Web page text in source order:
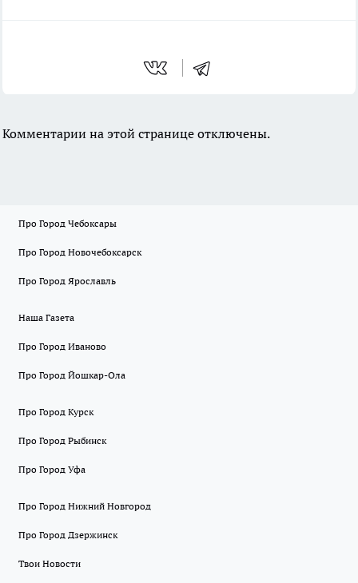
Комментарии на этой странице отключены.
Про Город Чебоксары
Про Город Новочебоксарск
Про Город Ярославль
Наша Газета
Про Город Иваново
Про Город Йошкар-Ола
Про Город Курск
Про Город Рыбинск
Про Город Уфа
Про Город Нижний Новгород
Про Город Дзержинск
Твои Новости